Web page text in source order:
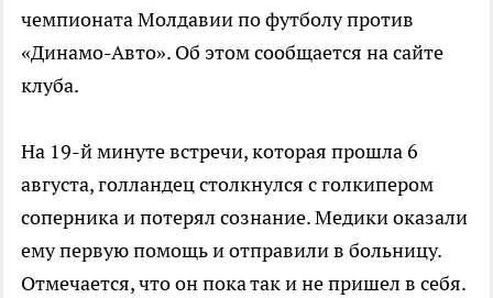
чемпионата Молдавии по футболу против
«Динамо-Авто». Об этом сообщается на сайте
клуба.
На 19-й минуте встречи, которая прошла 6
августа, голландец столкнулся с голкипером
соперника и потерял сознание. Медики оказали
ему первую помощь и отправили в больницу.
Отмечается, что он пока так и не пришел в себя.